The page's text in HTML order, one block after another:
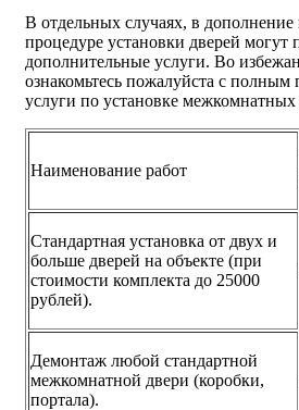
В отдельных случаях, в дополнение
процедуре установки дверей могут
дополнительные услуги. Во
ознакомьтесь пожалуйста с полным
услуги по установке межкомнатных
Наименование работ
Стандартная установка от двух и
больше дверей на объекте (при
стоимости комплекта до 25000
рублей).
Демонтаж любой стандартной
межкомнатной двери (коробки,
портала).